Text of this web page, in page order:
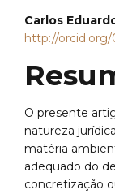
Carlos
http://
O presente
natureza
matéria
adequado do
concretização